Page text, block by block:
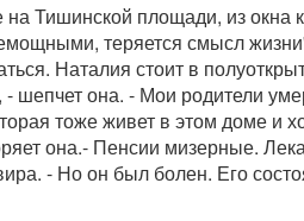
Тишинской площади, из окна
теряется смысл
Наталия стоит в
- шепчет она. - Мои родители
тоже живет в этом доме и
она.- Пенсии мизерные.
- Но он был болен. Его